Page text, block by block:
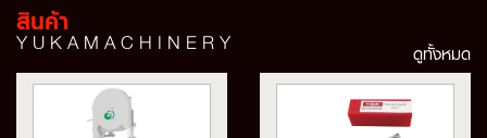
สินค้า
YUKAMACHINERY ดูทั้งหมด